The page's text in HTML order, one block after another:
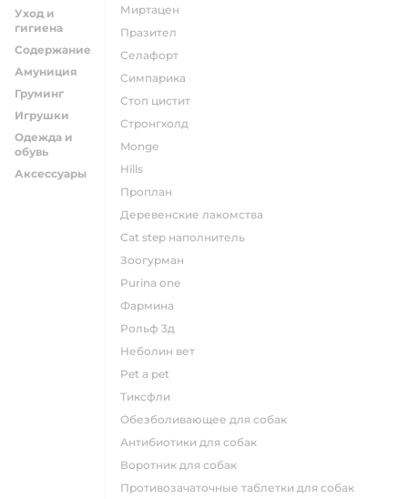
Уход и
гигиена
Содержание
Амуниция
Груминг
Игрушки
Одежда и
обувь
Аксессуары
миртацен
празител
селафорт
симпарика
стоп цистит
стронгхолд
monge
hills
проплан
деревенские лакомства
cat step наполнитель
зоогурман
purina one
фармина
рольф 3д
неболин вет
pet a pet
тиксфли
обезболивающее для собак
антибиотики для собак
воротник для собак
противозачаточные таблетки для собак